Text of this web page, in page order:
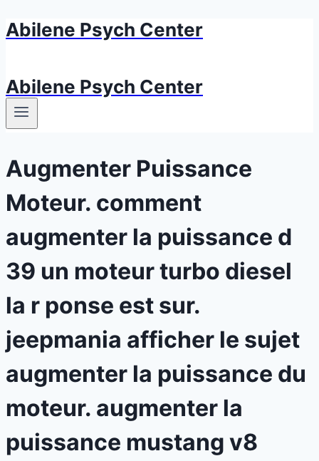
Aller
Abilene Psych Center
Abilene Psych Center
Augmenter Puissance
Moteur. comment
augmenter la puissance d
39 un moteur turbo diesel
la r ponse est sur.
jeepmania afficher le sujet
augmenter la puissance du
moteur. augmenter la
puissance mustang v8